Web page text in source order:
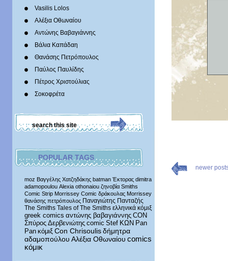
Vasilis Lolos
Αλέξια Οθωναίου
Αντώνης Βαβαγιάννης
Βάλια Καπάδαη
Θανάσης Πετρόπουλος
Παύλος Παυλίδης
Πέτρος Χριστούλιας
Σοκοφρέτα
POPULAR TAGS
moz Βαγγέλης Χατζηδάκης batman Έκτορας dimitra
adamopoulou Alexia othonaiou ζηνοβία Smiths
Comic Strip Morrissey Comic δράκουλας Morrissey
θανάσης πετρόπουλος Παναγιώτης Πανταζής
The Smiths Tales of The Smiths ελληνικά κόμιξ
greek comics αντώνης βαβαγιάννης CON
Σπύρος Δερβενιώτης comic Stef ΚΩΝ Pan
Pan κόμιξ Con Chrisoulis δήμητρα
αδαμοπούλου Αλέξια Οθωναίου comics
κόμικ
newer